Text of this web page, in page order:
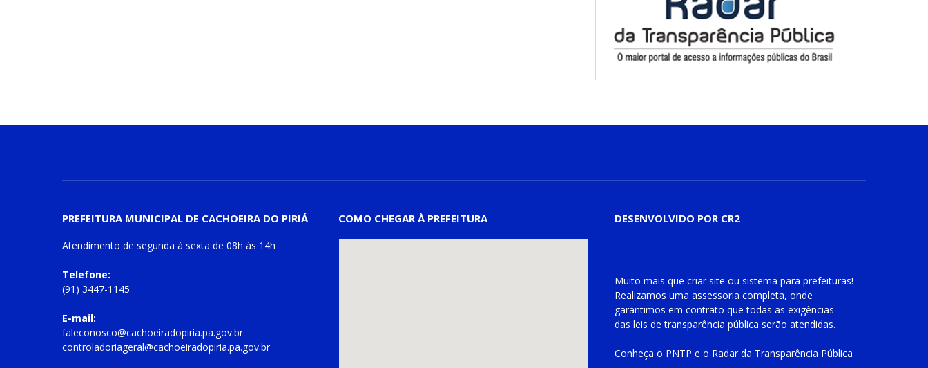
PREFEITURA MUNICIPAL DE CACHOEIRA DO PIRIÁ
Atendimento de segunda à sexta de 08h às 14h
Telefone:
(91) 3447-1145
E-mail:
faleconosco@cachoeiradopiria.pa.gov.br
controladoriageral@cachoeiradopiria.pa.gov.br
COMO CHEGAR À PREFEITURA DESENVOLVIDO POR CR2
Muito mais que criar site ou sistema para prefeituras!
Realizamos uma assessoria completa, onde
garantimos em contrato que todas as exigências
das leis de transparência pública serão atendidas.
Conheça o PNTP e o Radar da Transparência Pública